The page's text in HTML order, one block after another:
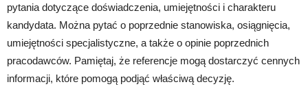
pytania dotyczące doświadczenia, umiejętności i charakteru
kandydata. Można pytać o poprzednie stanowiska, osiągnięcia,
umiejętności specjalistyczne, a także o opinie poprzednich
pracodawców. Pamiętaj, że referencje mogą dostarczyć cennych
informacji, które pomogą podjąć właściwą decyzję.